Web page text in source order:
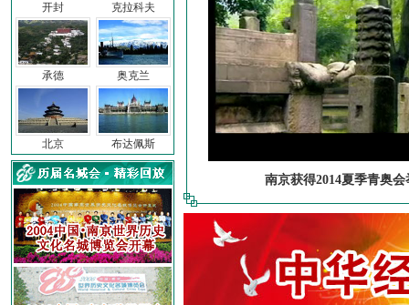
开封
承德
北京
克拉科夫
奥克兰
布达佩斯
南京获得2014夏季青奥会